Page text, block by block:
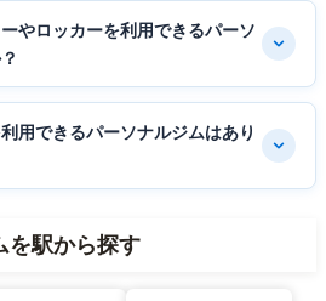
やロッカーを利用できるパーソ
用できるパーソナルジムはあり
を駅から探す